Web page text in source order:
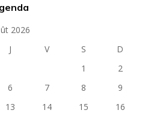
2026
J V S
D
1
2
6 7 8
9
13 14 15
16